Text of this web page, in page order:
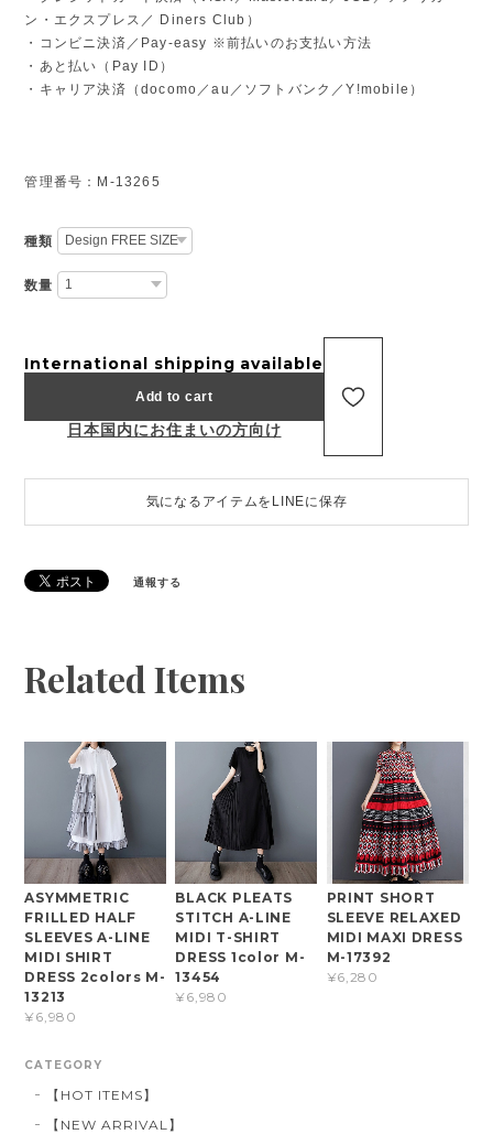
ン・エクスプレス／ Diners Club）
・コンビニ決済／Pay-easy ※前払いのお支払い方法
・あと払い（Pay ID）
・キャリア決済（docomo／au／ソフトバンク／Y!mobile）
管理番号：M-13265
種類
数量
International shipping available
Add to cart
日本国内にお住まいの方向け
気になるアイテムをLINEに保存
通報する
Related Items
ASYMMETRIC
FRILLED HALF
SLEEVES A-LINE
MIDI SHIRT
DRESS 2colors M-
13213
¥6,980
BLACK PLEATS
STITCH A-LINE
MIDI T-SHIRT
DRESS 1color M-
13454
¥6,980
PRINT SHORT
SLEEVE RELAXED
MIDI MAXI DRESS
M-17392
¥6,280
CATEGORY
【HOT ITEMS】
【NEW ARRIVAL】